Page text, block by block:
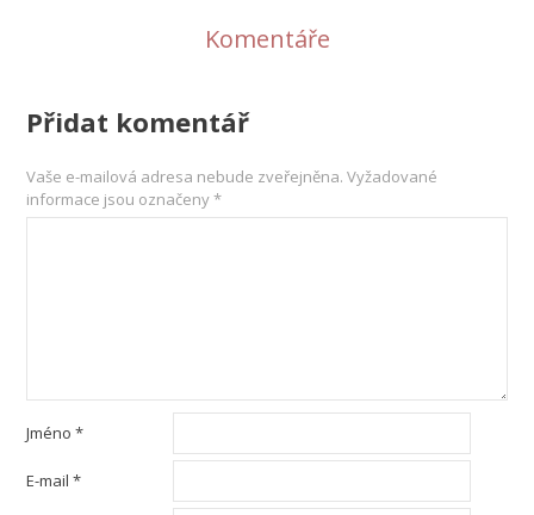
Komentáře
Přidat komentář
Vaše e-mailová adresa nebude zveřejněna. Vyžadované
informace jsou označeny*
Jméno*
E-mail*